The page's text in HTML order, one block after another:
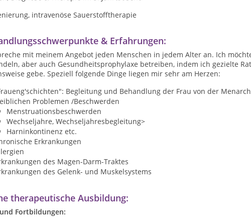
intravenöse Sauerstofftherapie
& Erfahrungen:
mit meinem Angebot jeden Menschen in jedem Alter an. Ich
aber auch Gesundheitsprophylaxe betreiben, indem ich gezielte
gebe. Speziell folgende Dinge liegen mir sehr am Herzen:
Begleitung und Behandlung der Frau von der
Problemen /Beschwerden
Menstruationsbeschwerden
Wechseljahre, Wechseljahresbegleitung>
Harninkontinenz etc.
Erkrankungen
des Magen-Darm-Traktes
des Gelenk- und Muskelsystems
therapeutische Ausbildung:
Fortbildungen: